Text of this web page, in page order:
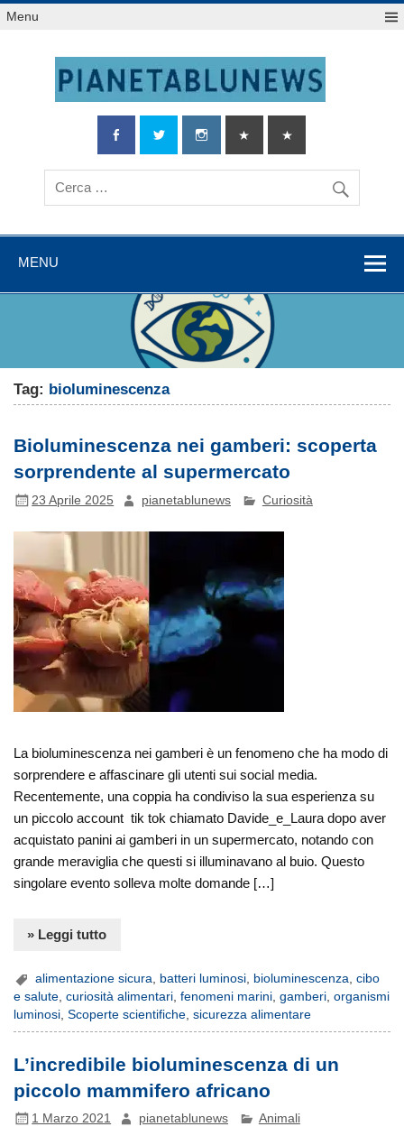
Salta
alMenu
MENU
Tag: bioluminescenza
Bioluminescenza nei gamberi: scoperta
sorprendente al supermercato
23 Aprile 2025 pianetablunews Curiosità
La bioluminescenza nei gamberi è un fenomeno che ha modo di
sorprendere e affascinare gli utenti sui social media.
Recentemente, una coppia ha condiviso la sua esperienza su
un piccolo account tik tok chiamato Davide_e_Laura dopo aver
acquistato panini ai gamberi in un supermercato, notando con
grande meraviglia che questi si illuminavano al buio. Questo
singolare evento solleva molte domande […]
» Leggi tutto
alimentazione sicura, batteri luminosi, bioluminescenza,cibo
e salute,curiosità alimentari,fenomeni marini,gamberi,organismi
luminosi,Scoperte scientifiche,sicurezza alimentare
L’incredibile bioluminescenza di un
piccolo mammifero africano
1 Marzo 2021 pianetablunews Animali